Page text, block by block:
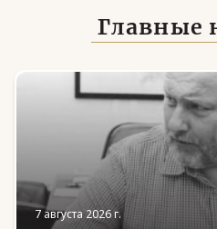
Главные
7 августа 2026 г.